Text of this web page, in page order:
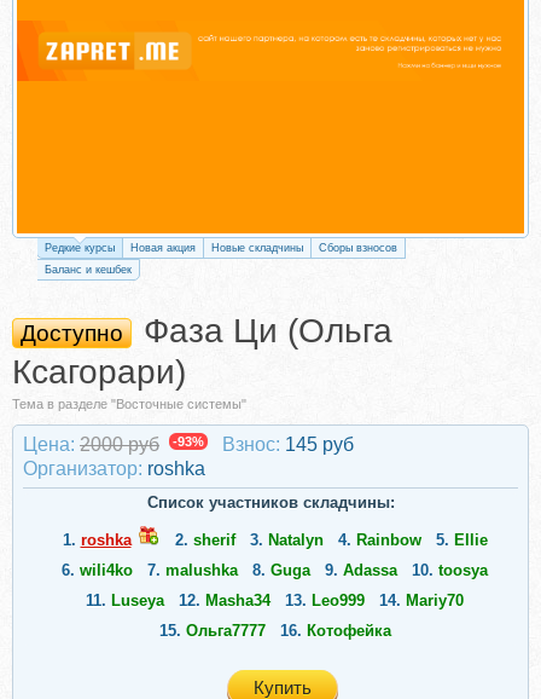
Редкие курсы Новая акция Новые складчины
Сборы взносов
Баланс и кешбек
Доступно
Фаза Ци (Ольга
Ксагорари)
Тема в разделе "Восточные системы"
Цена: 2000 руб -93% Взнос: 145 руб
Организатор: roshka
Список участников складчины:
1. roshka 2. sherif 3. Natalyn 4. Rainbow 5. Ellie
6. wili4ko 7. malushka 8. Guga 9. Adassa 10. toosya
11. Luseya 12. Masha34 13. Leo999 14. Mariy70
15. Ольга7777 16. Котофейка
Купить